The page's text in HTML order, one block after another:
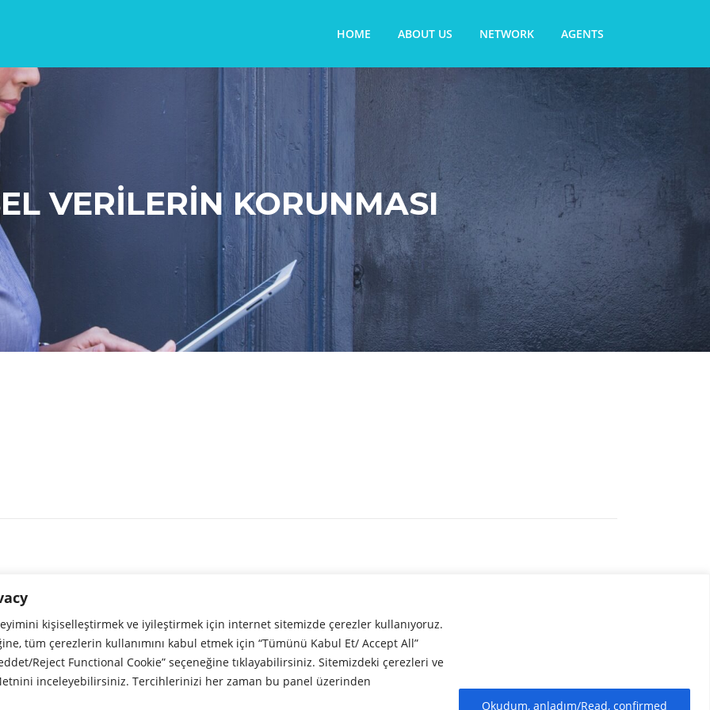
kişiselleştirmek ve iyileştirmek için internet sitemizde çerezler kullanıyoruz.
tüm çerezlerin kullanımını kabul etmek için “Tümünü Kabul Et/ Accept All”
Reject Functional Cookie” seçeneğine tıklayabilirsiniz. Sitemizdeki çerezleri ve
inceleyebilirsiniz. Tercihlerinizi her zaman bu panel üzerinden
Okudum, anladım/Read, confirmed
HOME ABOUT US NETWORK AGENTS
VERİLERİN KORUNMASI